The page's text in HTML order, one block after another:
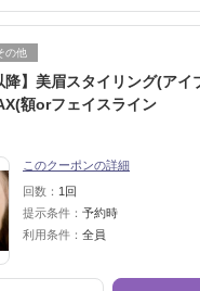
の他
降】美眉スタイリング(アイ
額orフェイスライン
このクーポンの詳細
回数： 1回
提示条件： 予約時
利用条件： 全員